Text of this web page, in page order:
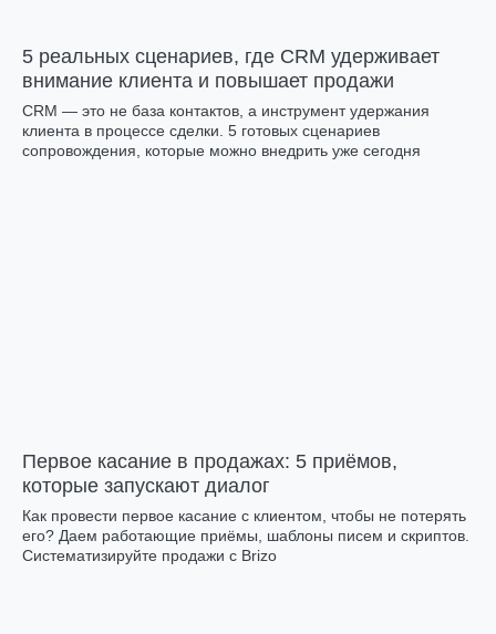
5 реальных сценариев, где CRM удерживает
внимание клиента и повышает продажи
CRM — это не база контактов, а инструмент удержания
клиента в процессе сделки. 5 готовых сценариев
сопровождения, которые можно внедрить уже сегодня
Первое касание в продажах: 5 приёмов,
которые запускают диалог
Как провести первое касание с клиентом, чтобы не потерять
его? Даем работающие приёмы, шаблоны писем и скриптов.
Систематизируйте продажи с Brizo